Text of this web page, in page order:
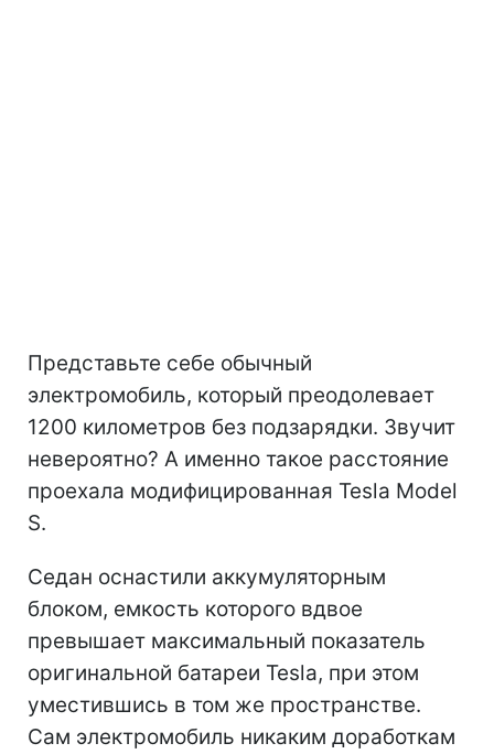
Представьте себе обычный
электромобиль, который преодолевает
1200 километров без подзарядки. Звучит
невероятно? А именно такое расстояние
проехала модифицированная Tesla Model
S.
Седан оснастили аккумуляторным
блоком, емкость которого вдвое
превышает максимальный показатель
оригинальной батареи Tesla, при этом
уместившись в том же пространстве.
Сам электромобиль никаким доработкам